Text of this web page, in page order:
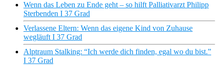
Wenn das Leben zu Ende geht – so hilft Palliativarzt Philipp
Sterbenden I 37 Grad
Verlassene Eltern: Wenn das eigene Kind von Zuhause
wegläuft I 37 Grad
Alptraum Stalking: “Ich werde dich finden, egal wo du bist.”
I 37 Grad